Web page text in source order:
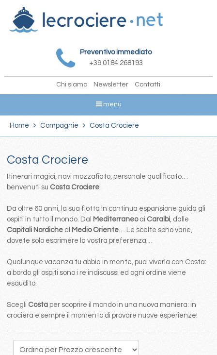
Preventivo immediato
+39 0184 268193
Chi siamo Newsletter Contatti
menu
Home Compagnie Costa Crociere
Costa Crociere
Itinerari magici, navi mozzafiato, personale qualificato…
benvenuti su Costa Crociere!
Da oltre 60 anni, la sua flotta in continua espansione guida gli
ospiti in tutto il mondo. Dal Mediterraneo ai Caraibi, dalle
Capitali Nordicheal Medio Oriente… Le scelte sono varie,
dovete solo esprimere la vostra preferenza…
Qualunque vacanza tu abbia in mente, puoi viverla con Costa:
a bordo gli ospiti sono i re indiscussi ed ogni ordine viene
esaudito.
Scegli Costa per scoprire il mondo in una nuova maniera: in
crociera è sempre il momento di provare nuove esperienze!